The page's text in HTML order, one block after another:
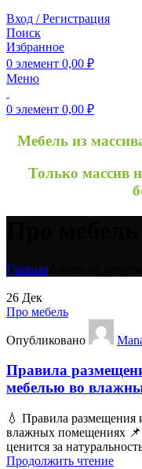
Вход / Регистрация
Поиск
Избранное
0 элемент 0,00 ₽
Меню
0 элемент 0,00 ₽
Мебель из
Только массив
Главная
26 Дек
Про мебель
Опубликовано
Правила
мебелью во
💧 Правила размещения
влажных помещениях 📌
ценится за
Продолжить чтение